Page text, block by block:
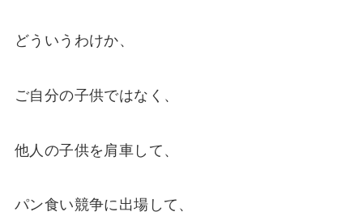
どういうわけか、
ご自分の子供ではなく、
他人の子供を肩車して、
パン食い競争に出場して、